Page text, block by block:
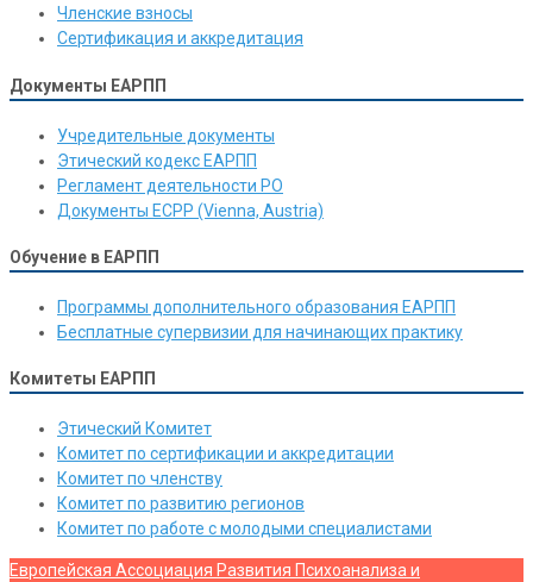
Членские взносы
Сертификация и аккредитация
Документы ЕАРПП
Учредительные документы
Этический кодекс ЕАРПП
Регламент деятельности РО
Документы ЕСРР (Vienna, Austria)
Обучение в ЕАРПП
Программы дополнительного образования ЕАРПП
Бесплатные супервизии для начинающих практику
Комитеты ЕАРПП
Этический Комитет
Комитет по сертификации и аккредитации
Комитет по членству
Комитет по развитию регионов
Комитет по работе с молодыми специалистами
Европейская Ассоциация Развития Психоанализа и